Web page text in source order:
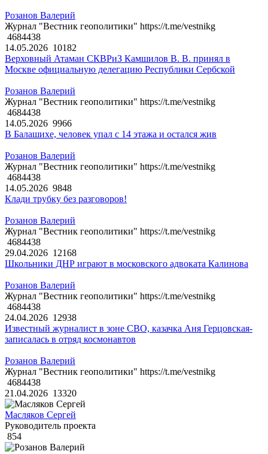
Розанов Валерий
Журнал "Вестник геополитики" https://t.me/vestnikg
4684438
14.05.2026 10182
Верховный Атаман СКВРиЗ Камшилов В. В. принял в
Москве официальную делегацию Республики Сербской
Розанов Валерий
Журнал "Вестник геополитики" https://t.me/vestnikg
4684438
14.05.2026 9966
В Балашихе, человек упал с 14 этажа и остался жив
Розанов Валерий
Журнал "Вестник геополитики" https://t.me/vestnikg
4684438
14.05.2026 9848
Клади трубку без разговоров!
Розанов Валерий
Журнал "Вестник геополитики" https://t.me/vestnikg
4684438
29.04.2026 12168
Школьники ДНР играют в московского адвоката Калинова
Розанов Валерий
Журнал "Вестник геополитики" https://t.me/vestnikg
4684438
24.04.2026 12938
Известный журналист в зоне СВО, казачка Аня Герцовская-
записалась в отряд космонавтов
Розанов Валерий
Журнал "Вестник геополитики" https://t.me/vestnikg
4684438
21.04.2026 13320
Масляков Сергей
Руководитель проекта
854